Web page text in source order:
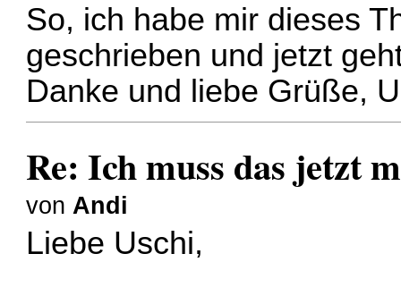
So, ich habe mir dieses
geschrieben und jetzt
Danke und liebe Grüße,
Re: Ich muss das jetzt
von Andi
Liebe Uschi,